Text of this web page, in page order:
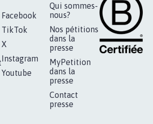
Facebook
TikTok
X
Instagram
Youtube
Qui sommes-
nous?
Nos pétitions
dans la
presse
MyPetition
dans la
presse
Contact
presse